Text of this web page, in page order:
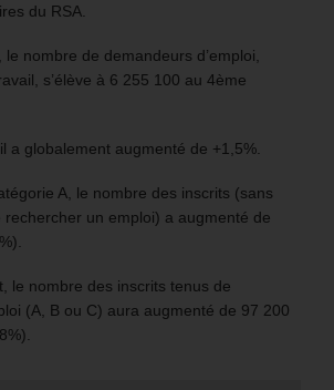
du RSA.
nombre de demandeurs d’emploi,
s’élève à 6 255 100 au 4ème
a globalement augmenté de +1,5%.
A, le nombre des inscrits (sans
rechercher un emploi) a augmenté de
le nombre des inscrits tenus de
(A, B ou C) aura augmenté de 97 200